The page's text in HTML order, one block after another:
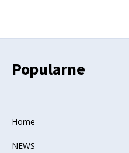
Popularne
Home
NEWS